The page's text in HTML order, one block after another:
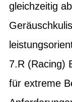
gleichzeitig
7.R (Racing)
für extreme